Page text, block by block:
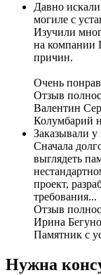
Давно
могиле с
Изучили
на компании
причин.
Очень
Отзыв
Валентин
Колумбарий
Заказывали
Сначала
выглядеть
проект,
требования...
Отзыв
Ирина
Памятник с
Нужна